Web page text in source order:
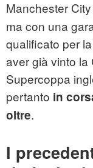
Manchester
ma con una
qualificato per
aver già vinto la
Supercoppa
pertanto in
oltre.
I